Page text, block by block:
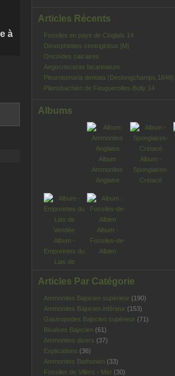
à
Articles Récents
Fossiles en pays de Cinglais 14
Dimorphinites centriglobus [M]
Oncoïdes calcaires
Aegocrioceras bicarinatum
Pleurotomaria dentata (Deslongchamps,1848).
Pliensbachien de Feuguerolles-Bully 14
Albums
Album
Ammonites
Anglaise
Album -
Spongiaires-
Crétacé
Album -
Empreintes du
Lias de
Album -
Fossiles-de-
Albien
Articles Par Catégorie
Ammonites Bajocien supérieur (190)
Ammonites Bajocien inférieur (153)
Gastropodes Bajocien supérieur (71)
Bivalves Bajocien (61)
Ammonites divers (37)
Explications (36)
Ammonites Bathonien (33)
Fossiles de Villers - Mer (30)